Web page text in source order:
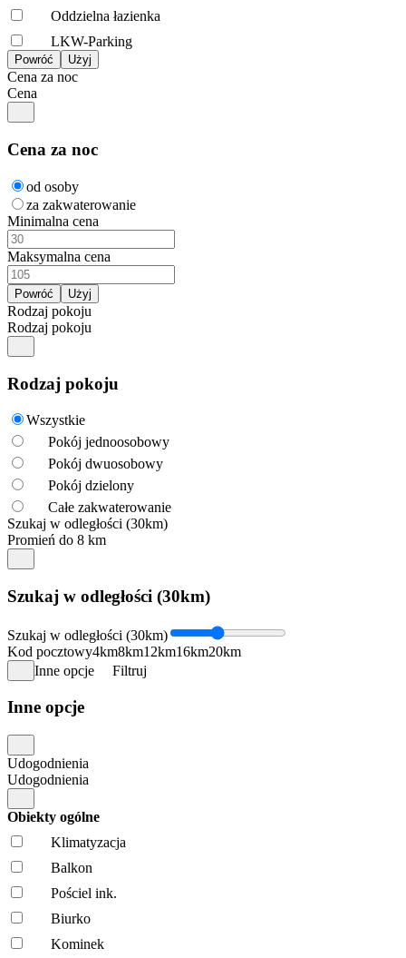
Oddzielna łazienka
LKW-Parking
Cena za noc
Cena
Cena za noc
od osoby
za zakwaterowanie
Minimalna cena
Maksymalna cena
Rodzaj pokoju
Rodzaj pokoju
Rodzaj pokoju
Wszystkie
Pokój jednoosobowy
Pokój dwuosobowy
Pokój dzielony
Całe zakwaterowanie
Szukaj w odległości (30km)
Promień do 8 km
Szukaj w odległości (30km)
Szukaj w odległości (30km)
Kod pocztowy4km8km12km16km20km
Inne opcje
Filtruj
Inne opcje
Udogodnienia
Udogodnienia
Obiekty ogólne
Klimatyzacja
Balkon
Pościel ink.
Biurko
Kominek